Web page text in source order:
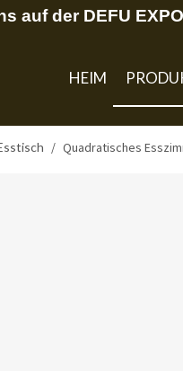
auf der DEFU
HEIM
/ Quadratisches